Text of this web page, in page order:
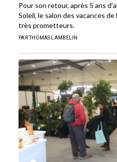
Pour son retour, après 5 ans
Soleil, le salon des vacances
très prometteurs.
PAR THOMAS LAMBELIN